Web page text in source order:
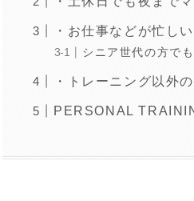
・お仕事などが忙し
シニア世代の方で
・トレーニング以外
PERSONAL